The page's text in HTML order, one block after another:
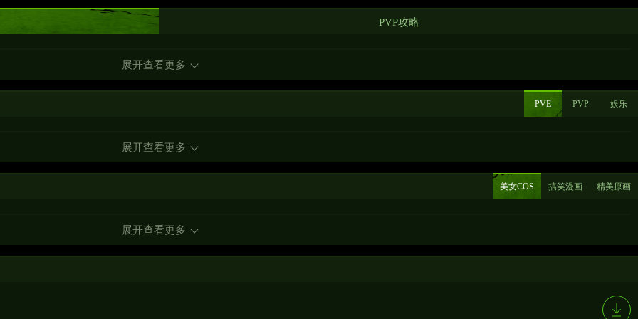
PVP攻略
展开查看更多
PVE PVP 娱乐
展开查看更多
美女COS 搞笑漫画 精美原画
展开查看更多